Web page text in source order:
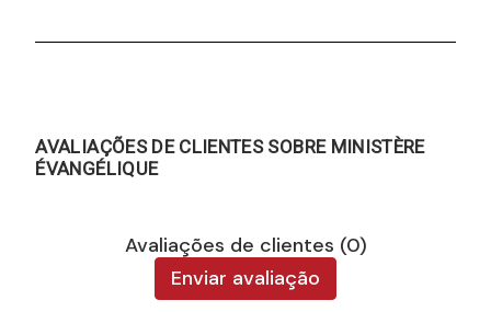
AVALIAÇÕES DE CLIENTES SOBRE MINISTÈRE
ÉVANGÉLIQUE
Avaliações de clientes (0)
Enviar avaliação